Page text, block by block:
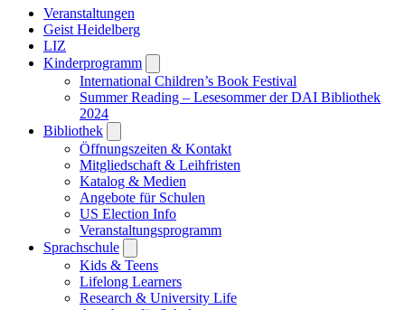
Veranstaltungen
Geist Heidelberg
LIZ
Kinderprogramm
submenu
International Children’s Book Festival
Summer Reading – Lesesommer der DAI Bibliothek
2024
Bibliothek
submenu
Öffnungszeiten & Kontakt
Mitgliedschaft & Leihfristen
Katalog & Medien
Angebote für Schulen
US Election Info
Veranstaltungsprogramm
Sprachschule
submenu
Kids & Teens
Lifelong Learners
Research & University Life